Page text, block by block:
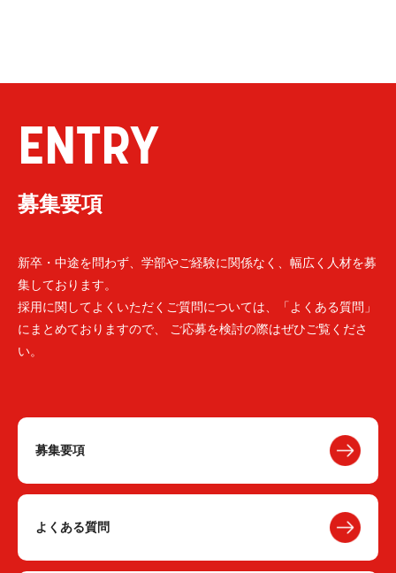
ENTRY
募集要項
新卒・中途を問わず、学部やご経験に関係なく、幅広く人材を募
集しております。
採用に関してよくいただくご質問については、「よくある質問」
にまとめておりますので、 ご応募を検討の際はぜひご覧くださ
い。
募集要項
よくある質問